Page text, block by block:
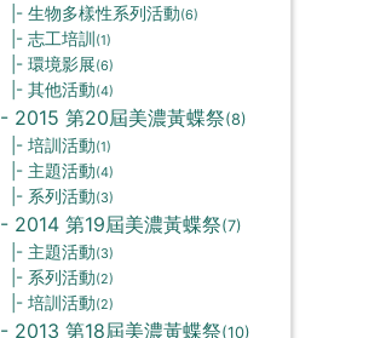
|- 生物多樣性系列活動(6)
|- 志工培訓 (1)
|- 環境影展(6)
|- 其他活動(4)
|- 2015 第20屆美濃黃蝶祭(8)
|- 培訓活動(1)
|- 主題活動(4)
|- 系列活動(3)
|- 2014 第19屆美濃黃蝶祭(7)
|- 主題活動(3)
|- 系列活動(2)
|- 培訓活動(2)
|- 2013 第18屆美濃黃蝶祭(10)